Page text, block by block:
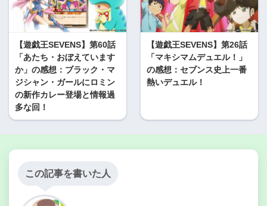
【遊戯王SEVENS】第60話
「あたち・おぼえています
か」の感想：ブラック・マ
ジシャン・ガールにロミン
の新作カレー登場と情報過
多な回！
【遊戯王SEVENS】第26話
「マキシマムデュエル！」
の感想：セブンス史上一番
熱いデュエル！
この記事を書いた人